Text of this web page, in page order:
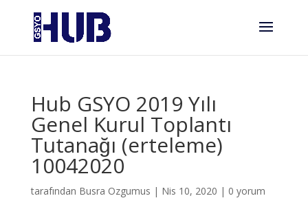
Hub GSYO 2019 Yılı
Genel Kurul Toplantı
Tutanağı (erteleme)
10042020
tarafından Busra Ozgumus | Nis 10, 2020 | 0 yorum